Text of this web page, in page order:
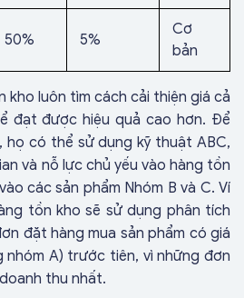
50% 5%
Cơ
bản
kho luôn tìm cách cải thiện giá cả
đạt được hiệu quả cao hơn. Để
có thể sử dụng kỹ thuật ABC,
và nỗ lực chủ yếu vào hàng tồn
các sản phẩm Nhóm B và C. Ví
tồn kho sẽ sử dụng phân tích
đặt hàng mua sản phẩm có giá
A) trước tiên, vì những đơn
thu nhất.